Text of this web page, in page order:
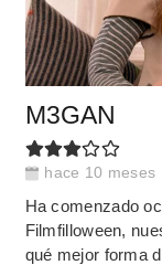
M3GAN
hace 10 meses
Ha comenzado
Filmfilloween,
qué mejor forma